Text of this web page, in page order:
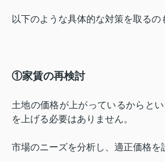
以下のような具体的な対策を取るの
①家賃の再検討
土地の価格が上がっているからと
を上げる必要はありません。
市場のニーズを分析し、適正価格を